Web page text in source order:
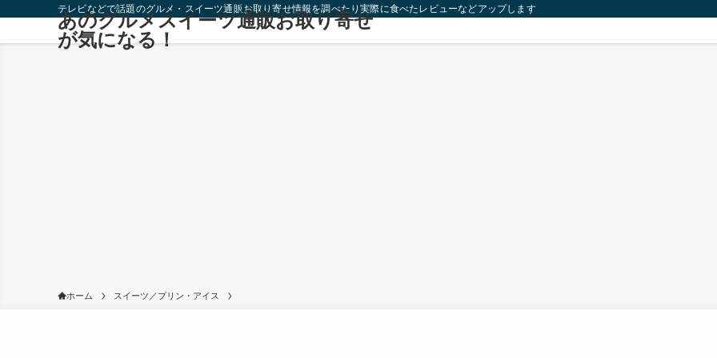
テレビなどで話題のグルメ・スイーツ通販お取り寄せ情報を調べたり実際に食べたレビューなどアップします！
あのグルメスイーツ通販お取り寄せ
が気になる！
ホーム スイーツ／プリン・アイス